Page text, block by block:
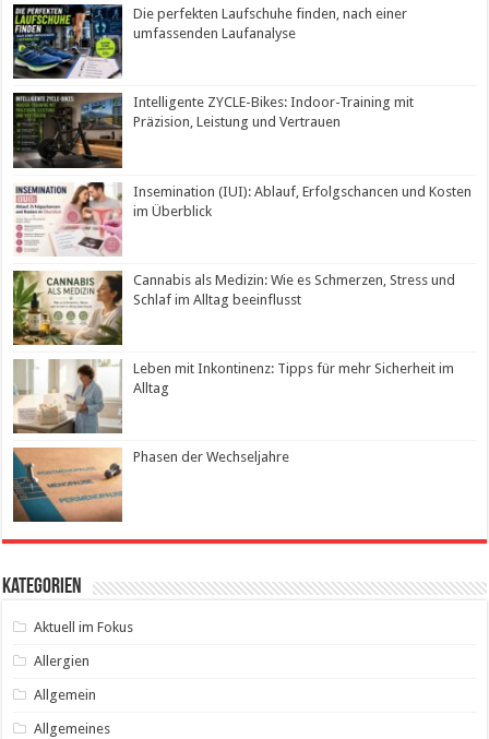
Die perfekten Laufschuhe finden, nach einer
umfassenden Laufanalyse
Intelligente ZYCLE-Bikes: Indoor-Training mit
Präzision, Leistung und Vertrauen
Insemination (IUI): Ablauf, Erfolgschancen und Kosten
im Überblick
Cannabis als Medizin: Wie es Schmerzen, Stress und
Schlaf im Alltag beeinflusst
Leben mit Inkontinenz: Tipps für mehr Sicherheit im
Alltag
Phasen der Wechseljahre
Kategorien
Aktuell im Fokus
Allergien
Allgemein
Allgemeines